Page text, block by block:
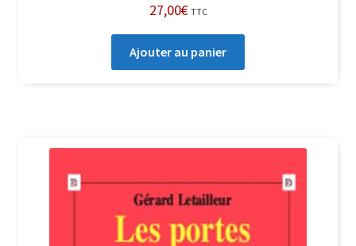
27,00€ TTC
Ajouter au panier